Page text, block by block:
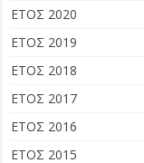
ΕΤΟΣ 2020
ΕΤΟΣ 2019
ΕΤΟΣ 2018
ΕΤΟΣ 2017
ΕΤΟΣ 2016
ΕΤΟΣ 2015